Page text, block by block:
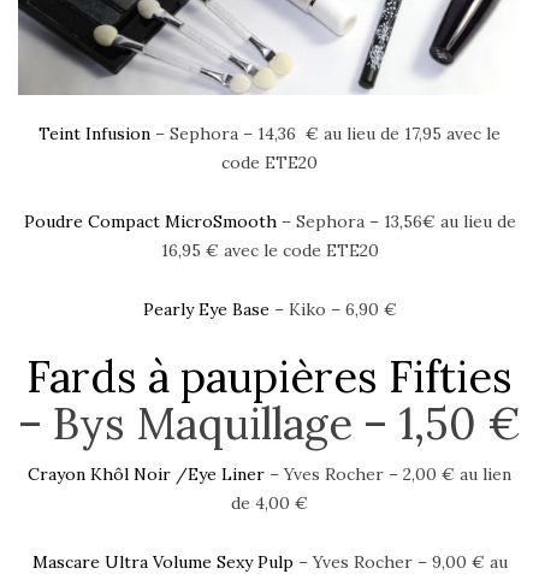
Teint Infusion – Sephora – 14,36 € au lieu de 17,95 avec le
code ETE20
Poudre Compact MicroSmooth– Sephora – 13,56€ au lieu de
16,95 € avec le code ETE20
Pearly Eye Base– Kiko – 6,90 €
Fards à paupières Fifties
– Bys Maquillage – 1,50 €
Crayon Khôl Noir /Eye Liner – Yves Rocher – 2,00 € au lien
de 4,00 €
Mascare Ultra Volume Sexy Pulp – Yves Rocher – 9,00 € au